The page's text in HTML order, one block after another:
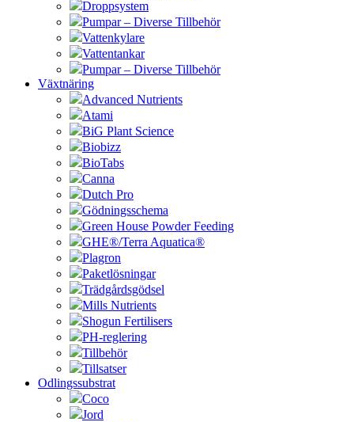
Droppsystem
Pumpar – Diverse Tillbehör
Vattenkylare
Vattentankar
Pumpar – Diverse Tillbehör
Växtnäring
Advanced Nutrients
Atami
BiG Plant Science
Biobizz
BioTabs
Canna
Dutch Pro
Gödningsschema
Green House Powder Feeding
GHE®/Terra Aquatica®
Plagron
Paketlösningar
Trädgårdsgödsel
Mills Nutrients
Shogun Fertilisers
PH-reglering
Tillbehör
Tillsatser
Odlingssubstrat
Coco
Jord